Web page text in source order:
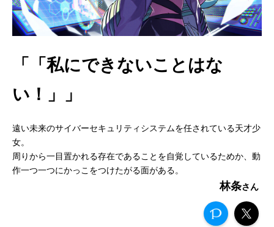
「「私にできないことはな
い！」」
遠い未来のサイバーセキュリティシステムを任されている天才少
女。
周りから一目置かれる存在であることを自覚しているためか、動
作一つ一つにかっこをつけたがる面がある。
林条